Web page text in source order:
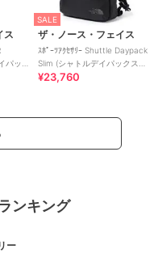
ス
パッ
SALE
ザ・ノース・フェイス
ｽﾎﾟｰﾂｱｸｾｻﾘｰ Shuttle Daypack
Slim (シャトルデイパックスリ
ム)
¥23,760
ンキング
ー